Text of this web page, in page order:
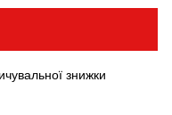
знижки